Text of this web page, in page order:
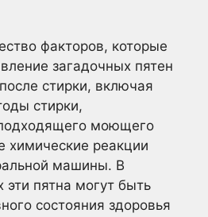
факторов, которые
загадочных пятен
стирки, включая
стирки,
моющего
химические реакции
машины. В
эти пятна могут быть
состояния здоровья